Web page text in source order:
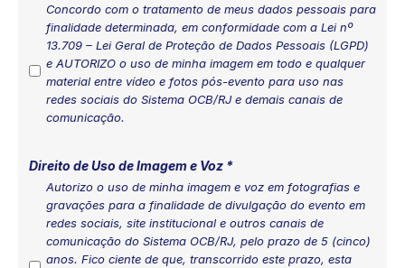
Concordo com o tratamento de meus dados pessoais para
finalidade determinada, em conformidade com a Lei nº
13.709 – Lei Geral de Proteção de Dados Pessoais (LGPD)
e AUTORIZO o uso de minha imagem em todo e qualquer
material entre vídeo e fotos pós-evento para uso nas
redes sociais do Sistema OCB/RJ e demais canais de
comunicação.
Direito de Uso de Imagem e Voz *
Autorizo o uso de minha imagem e voz em fotografias e
gravações para a finalidade de divulgação do evento em
redes sociais, site institucional e outros canais de
comunicação do Sistema OCB/RJ, pelo prazo de 5 (cinco)
anos. Fico ciente de que, transcorrido este prazo, esta